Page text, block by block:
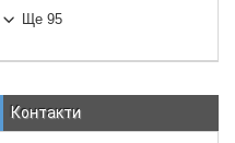
Ще 95
Контакти